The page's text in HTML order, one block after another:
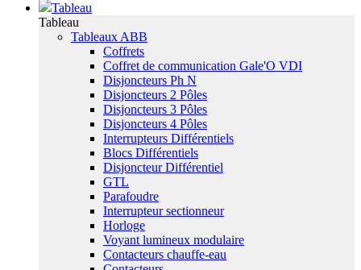
Tableau
Tableau
Tableaux ABB
Coffrets
Coffret de communication Gale'O VDI
Disjoncteurs Ph N
Disjoncteurs 2 Pôles
Disjoncteurs 3 Pôles
Disjoncteurs 4 Pôles
Interrupteurs Différentiels
Blocs Différentiels
Disjoncteur Différentiel
GTL
Parafoudre
Interrupteur sectionneur
Horloge
Voyant lumineux modulaire
Contacteurs chauffe-eau